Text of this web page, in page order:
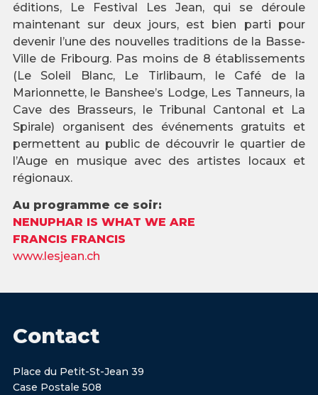
éditions, Le Festival Les Jean, qui se déroule
maintenant sur deux jours, est bien parti pour
devenir l’une des nouvelles traditions de la Basse-
Ville de Fribourg. Pas moins de 8 établissements
(Le Soleil Blanc, Le Tirlibaum, le Café de la
Marionnette, le Banshee’s Lodge, Les Tanneurs, la
Cave des Brasseurs, le Tribunal Cantonal et La
Spirale) organisent des événements gratuits et
permettent au public de découvrir le quartier de
l’Auge en musique avec des artistes locaux et
régionaux.
Au programme ce soir:
NENUPHAR IS WHAT WE ARE
FRANCIS FRANCIS
www.lesjean.ch
Contact
Place du Petit-St-Jean 39
Case Postale 508